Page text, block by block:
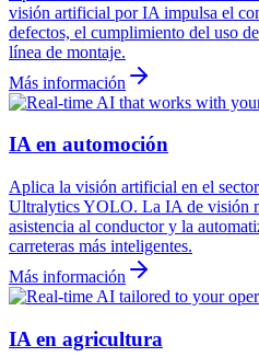
visión artificial por IA impulsa el
defectos, el cumplimiento del uso
línea de montaje.
Más información
IA en automoción
Aplica la visión artificial en el
Ultralytics YOLO. La IA de visión
asistencia al conductor y la
carreteras más inteligentes.
Más información
IA en agricultura